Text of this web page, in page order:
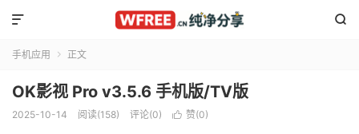


手机应用  正文
OK影视 Pro v3.5.6 手机版/TV版
2025-10-14 阅读(158) 评论(0)  赞(0)